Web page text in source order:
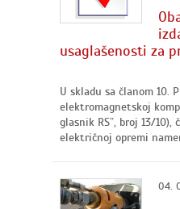
usaglašenosti za
U skladu sa članom 10.
elektromagnetskoj
glasnik RS”, broj 13/10),
električnoj opremi
04.